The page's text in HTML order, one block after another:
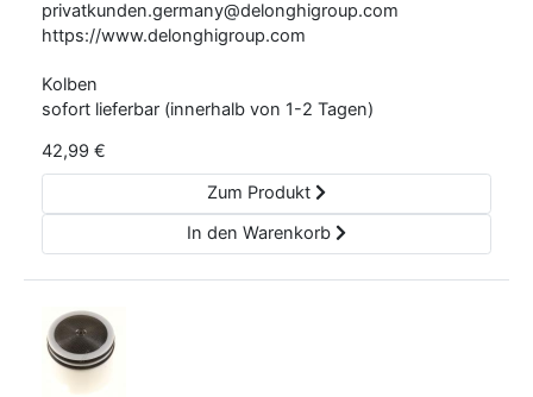
privatkunden.germany@delonghigroup.com
https://www.delonghigroup.com
Kolben
sofort lieferbar (innerhalb von 1-2 Tagen)
42,99 €
Zum Produkt
In den Warenkorb